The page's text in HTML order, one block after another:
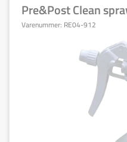
Pre&Post Clean
Varenummer: RE04-912